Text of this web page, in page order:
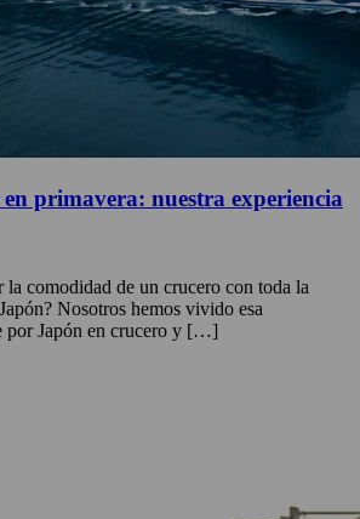
primavera: nuestra experiencia
la comodidad de un crucero con toda la
Nosotros hemos vivido esa
por Japón en crucero y […]